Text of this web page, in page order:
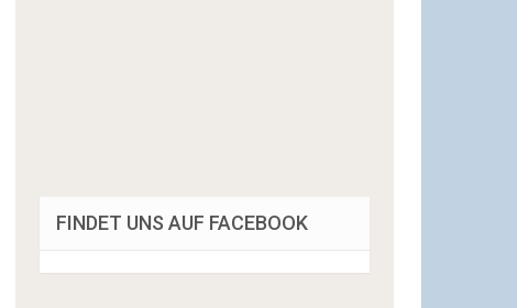
FINDET UNS AUF FACEBOOK